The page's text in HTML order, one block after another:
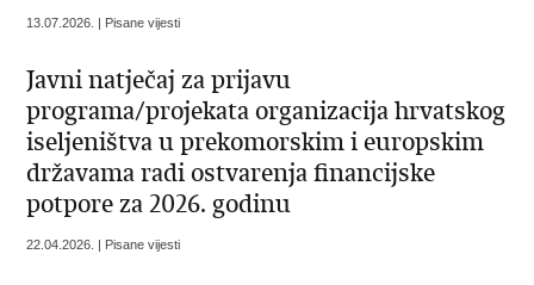
13.07.2026. | Pisane vijesti
Javni natječaj za prijavu
programa/projekata organizacija hrvatskog
iseljeništva u prekomorskim i europskim
državama radi ostvarenja financijske
potpore za 2026. godinu
22.04.2026. | Pisane vijesti